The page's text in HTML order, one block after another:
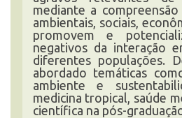
mediante a
ambientais, sociais,
promovem e
negativos da interação
diferentes populações.
abordado temáticas
ambiente e
medicina tropical, saúde
científica na pós-